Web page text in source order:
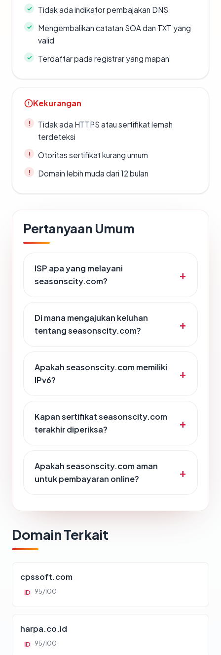
Tidak ada indikator pembajakan DNS
Mengembalikan catatan SOA dan TXT yang
valid
Terdaftar pada registrar yang mapan
Kekurangan
Tidak ada HTTPS atau sertifikat lemah
terdeteksi
Otoritas sertifikat kurang umum
Domain lebih muda dari 12 bulan
Pertanyaan Umum
ISP apa yang melayani
seasonscity.com?
Di mana mengajukan keluhan
tentang seasonscity.com?
Apakah seasonscity.com memiliki
IPv6?
Kapan sertifikat seasonscity.com
terakhir diperiksa?
Apakah seasonscity.com aman
untuk pembayaran online?
Domain Terkait
cpssoft.com
ID 95/100
harpa.co.id
ID 95/100